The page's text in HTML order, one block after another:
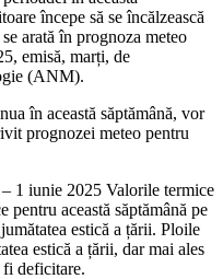
începe să se încălzească
arată în prognoza meteo
emisă, marți, de
(ANM).
în această săptămână, vor
prognozei meteo pentru
1 iunie 2025 Valorile termice
această săptămână pe
estică a țării. Ploile
estică a țării, dar mai ales
deficitare.